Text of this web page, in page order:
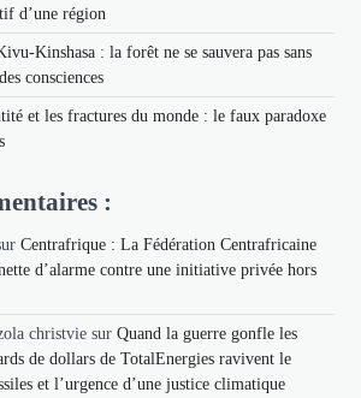
d’une région
Kinshasa : la forêt ne se sauvera pas sans
consciences
et les fractures du monde : le faux paradoxe
:
Centrafrique : La Fédération Centrafricaine
d’alarme contre une initiative privée hors
christvie surQuand la guerre gonfle les
de dollars de TotalEnergies ravivent le
et l’urgence d’une justice climatique